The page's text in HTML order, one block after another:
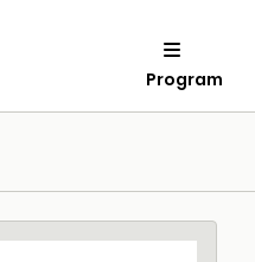
Program